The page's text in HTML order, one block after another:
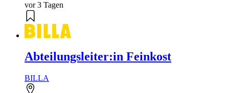
vor 3 Tagen
Abteilungsleiter:in Feinkost
BILLA